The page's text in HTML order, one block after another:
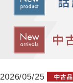
2026/05/25